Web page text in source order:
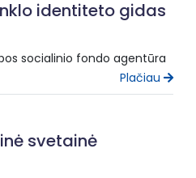
identiteto gidas
socialinio fondo agentūra
Plačiau
svetainė